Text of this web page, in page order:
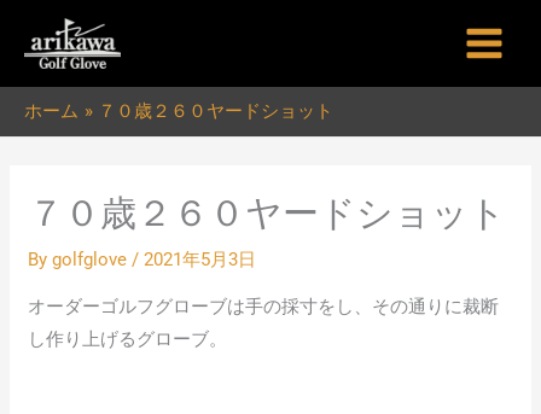
ホーム ７０歳２６０ヤードショット
７０歳２６０ヤードショット
Bygolfglove/2021年5月3日
オーダーゴルフグローブは手の採寸をし、その通りに裁断
し作り上げるグローブ。